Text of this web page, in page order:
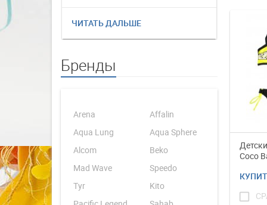
ЧИТАТЬ ДАЛЬШЕ
Бренды
Arena
Affalin
Aqua Lung
Aqua Sphere
Alcom
Beko
Mad Wave
Speedo
Tyr
Kito
Coco
check_box_outline_blank